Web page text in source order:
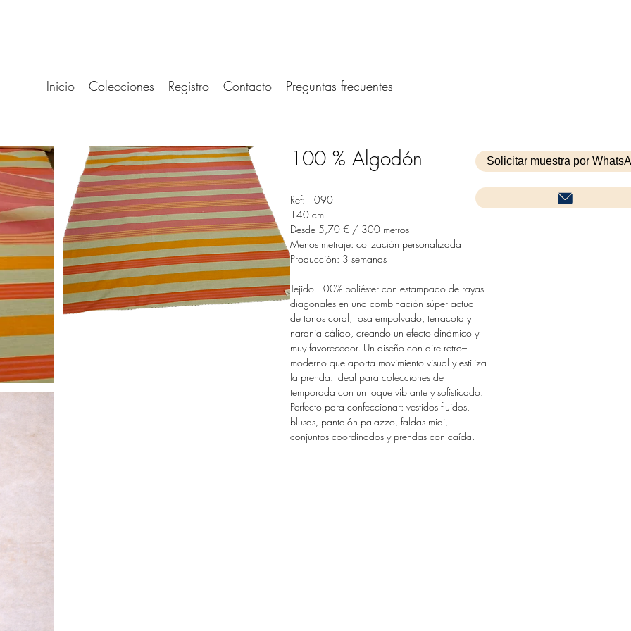
Inicio Colecciones Registro Contacto Preguntas frecuentes
100 % Algodón
Ref: 1090
140 cm
Desde 5,70 € / 300 metros
Menos metraje: cotización personalizada
Producción: 3 semanas
Tejido 100% poliéster con estampado de rayas
diagonales en una combinación súper actual
de tonos coral, rosa empolvado, terracota y
naranja cálido, creando un efecto dinámico y
muy favorecedor. Un diseño con aire retro–
moderno que aporta movimiento visual y estiliza
la prenda. Ideal para colecciones de
temporada con un toque vibrante y sofisticado.
Perfecto para confeccionar: vestidos fluidos,
blusas, pantalón palazzo, faldas midi,
conjuntos coordinados y prendas con caída.
Solicitar muestra por